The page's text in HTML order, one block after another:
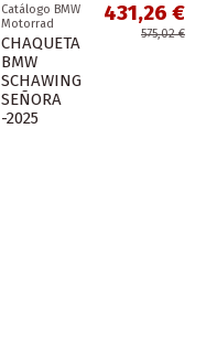
Catálogo BMW
Motorrad
CHAQUETA
BMW
SCHAWING
SEÑORA
-2025
431,26 €
575,02 €